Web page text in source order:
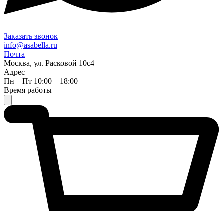
Заказать звонок
info@asabella.ru
Почта
Москва, ул. Расковой 10с4
Адрес
Пн—Пт 10:00 – 18:00
Время работы